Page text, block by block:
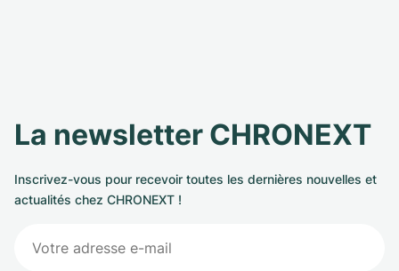
La newsletter CHRONEXT
Inscrivez-vous pour recevoir toutes les dernières nouvelles et
actualités chez CHRONEXT !